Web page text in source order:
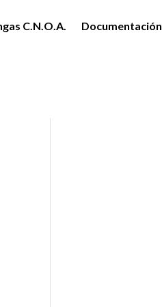
C.N.O.A. Documentación